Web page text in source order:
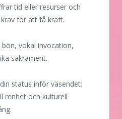
tid eller resurser och
för att få kraft.
vokal invocation,
sakrament.
status inför väsendet;
renhet och kulturell